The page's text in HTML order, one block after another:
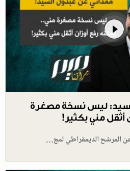
ليس نسخة مصغرة
أثقل مني بكثير!
المرشح الديمقراطي لمج…